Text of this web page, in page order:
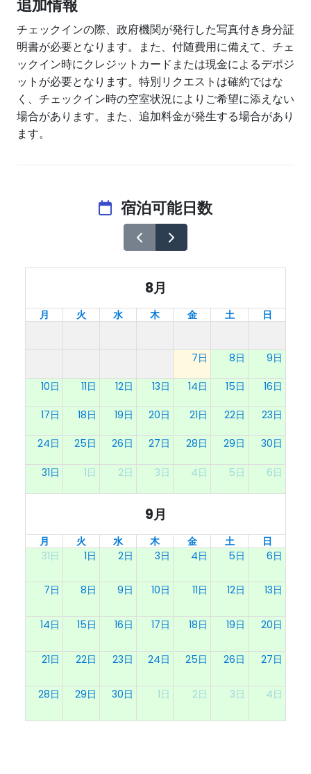
追加情報
チェックインの際、政府機関が発行した写真付き身分証
明書が必要となります。また、付随費用に備えて、チェ
ックイン時にクレジットカードまたは現金によるデポジ
ットが必要となります。特別リクエストは確約ではな
く、チェックイン時の空室状況によりご希望に添えない
場合があります。また、追加料金が発生する場合があり
ます。
宿泊可能日数
8月
月 火 水 木 金 土 日
7日 8日 9日
10日 11日 12日 13日 14日 15日 16日
17日 18日 19日 20日 21日 22日 23日
24日 25日 26日 27日 28日 29日 30日
31日 1日 2日 3日 4日 5日 6日
9月
月 火 水 木 金 土
日
31日
1日 2日 3日 4日 5日 6日
7日 8日 9日 10日 11日 12日 13日
14日 15日 16日 17日 18日 19日 20日
21日 22日 23日 24日 25日 26日 27日
28日 29日 30日 1日 2日 3日 4日